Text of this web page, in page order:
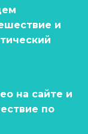
и
на сайте и
по